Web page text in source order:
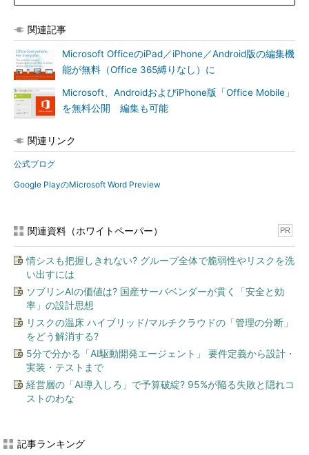
関連記事
Microsoft OfficeのiPad／iPhone／Android版の編集機
能が無料（Office 365縛りなし）に
Microsoft、AndroidおよびiPhone版「Office Mobile」
を無料公開 編集も可能
関連リンク
公式ブログ
Google PlayのMicrosoft Word Preview
関連資料（ホワイトペーパー） PR
情シスも把握しきれない? グループ全体で脆弱性やリスクを洗
い出すには
ソブリンAIの価値は? 国産サーバベンダーが貫く「安全と効
率」の設計思想
リスクの温床 ハイブリッド/マルチクラウドの「管理の分断」
をどう解消する?
5分で分かる「AI駆動開発エージェント」 要件定義から設計・
実装・テストまで
経営層の「AI導入しろ」で予算破綻? 95%が陥る失敗と隠れコ
ストのわな
記事ランキング